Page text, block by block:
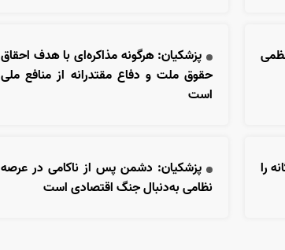
پزشکیان: هرگونه مذاکره‌ای با هدف احقاق
حقوق ملت و دفاع مقتدرانه از منافع ملی
است
را
پزشکیان: دشمن پس از ناکامی در عرصه
نظامی به‌دنبال جنگ اقتصادی است